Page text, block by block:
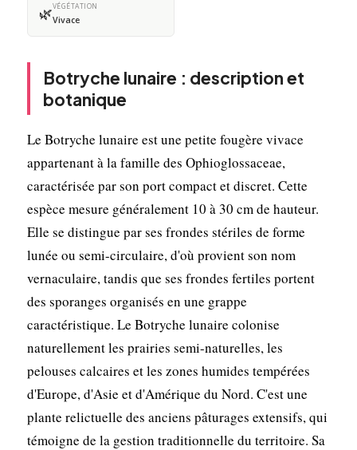
🌿VÉGÉTATION
Vivace
Botryche lunaire : description et
botanique
Le Botryche lunaire est une petite fougère vivace
appartenant à la famille des Ophioglossaceae,
caractérisée par son port compact et discret. Cette
espèce mesure généralement 10 à 30 cm de hauteur.
Elle se distingue par ses frondes stériles de forme
lunée ou semi-circulaire, d'où provient son nom
vernaculaire, tandis que ses frondes fertiles portent
des sporanges organisés en une grappe
caractéristique. Le Botryche lunaire colonise
naturellement les prairies semi-naturelles, les
pelouses calcaires et les zones humides tempérées
d'Europe, d'Asie et d'Amérique du Nord. C'est une
plante relictuelle des anciens pâturages extensifs, qui
témoigne de la gestion traditionnelle du territoire. Sa